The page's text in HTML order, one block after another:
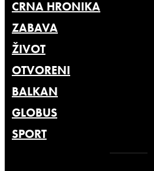
CRNA HRONIKA
ZABAVA
ŽIVOT
OTVORENI
BALKAN
GLOBUS
SPORT